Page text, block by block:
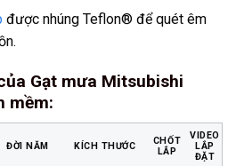
được nhúng Teflon® để quét êm
Gạt mưa Mitsubishi
mềm:
ĐỜI NĂM KÍCH THƯỚC
CHỐT
LẮP
VIDEO
LẮP
ĐẶT